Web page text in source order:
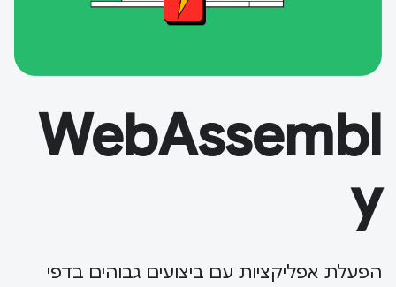
WebAssembl
y
הפעלת אפליקציות עם ביצועים גבוהים בדפי